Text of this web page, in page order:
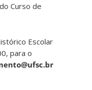
Curso de
Escolar
para o